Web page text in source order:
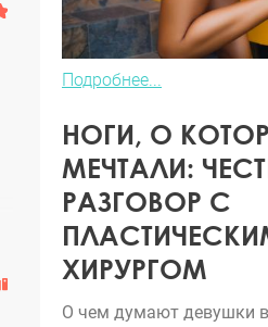
Подробнее...
НОГИ, О
МЕЧТАЛИ:
РАЗГОВОР С
ХИРУРГОМ
О чем думают девушки